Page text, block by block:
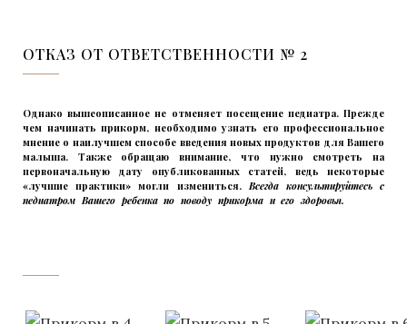
ОТКАЗ ОТ ОТВЕТСТВЕННОСТИ № 2
Однако вышеописанное не отменяет посещение педиатра. Прежде
чем начинать прикорм, необходимо узнать его профессиональное
мнение о наилучшем способе введения новых продуктов для Вашего
малыша. Также обращаю внимание, что нужно смотреть на
первоначальную дату опубликованных статей, ведь некоторые
«лучшие практики» могли измениться.Всегда консультируйтесь с
педиатром Вашего ребенка по поводу прикорма и его здоровья.